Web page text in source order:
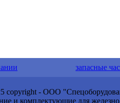
запасные
copyright - ООО
и комплектующие для